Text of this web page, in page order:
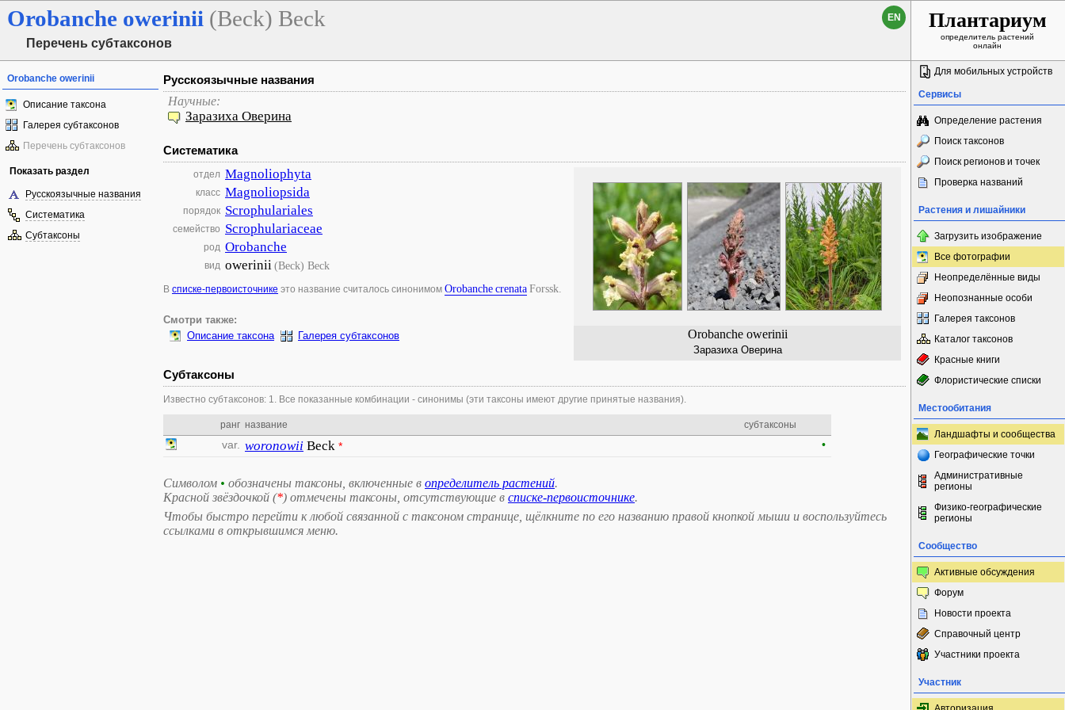
Orobanche owerinii (Beck) Beck
Перечень субтаксонов
EN Плантариум
определитель растений
онлайн
Orobanche owerinii
Описание таксона
Галерея субтаксонов
Перечень субтаксонов
Показать раздел
Русскоязычные названия
Систематика
Субтаксоны
Русскоязычные названия
Научные:
Заразиха Оверина
Систематика
Orobanche owerinii
Заразиха Оверина
отдел Magnoliophyta
класс Magnoliopsida
порядок Scrophulariales
семейство Scrophulariaceae
род Orobanche
вид owerinii(Beck) Beck
В списке-первоисточнике это название считалось синонимом OrobanchecrenataForssk.
Смотри также:
Описание таксона
Галерея субтаксонов
Субтаксоны
Известно субтаксонов: 1. Все показанные комбинации - синонимы (эти таксоны имеют другие принятые названия).
ранг название субтаксоны
var. woronowii Beck * •
Символом • обозначены таксоны, включенные в определитель растений.
Красной звёздочкой (*) отмечены таксоны, отсутствующие в списке-первоисточнике.
Чтобы быстро перейти к любой связанной с таксоном странице, щёлкните по его названию правой кнопкой мыши и воспользуйтесь
ссылками в открывшимся меню.
Для мобильных устройств
Сервисы
Определение растения
Поиск таксонов
Поиск регионов и точек
Проверка названий
Растения и лишайники
Загрузить изображение
Все фотографии
Неопределённые виды
Неопознанные особи
Галерея таксонов
Каталог таксонов
Красные книги
Флористические списки
Местообитания
Ландшафты и сообщества
Географические точки
Административные
регионы
Физико-географические
регионы
Сообщество
Активные обсуждения
Форум
Новости проекта
Справочный центр
Участники проекта
Участник